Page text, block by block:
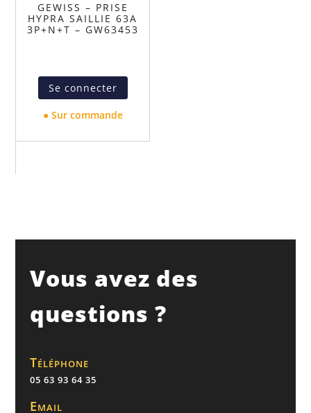
GEWISS – PRISE
HYPRA SAILLIE 63A
3P+N+T – GW63453
Se connecter
● Sur commande
Vous avez des
questions ?
Téléphone
05 63 93 64 35
Email